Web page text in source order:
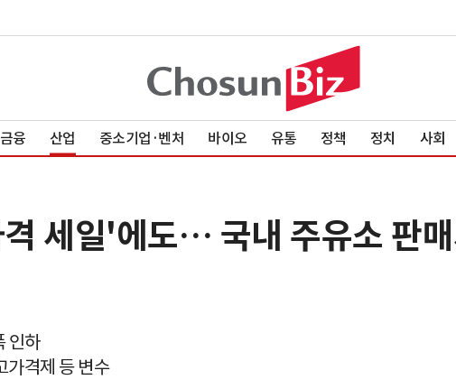
금융 산업 중소기업·벤처 바이오 유통 정책 정치 사회
세일'에도… 국내 주유소 판
인하
가격제 등 변수